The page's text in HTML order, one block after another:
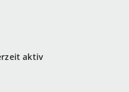
aktiv